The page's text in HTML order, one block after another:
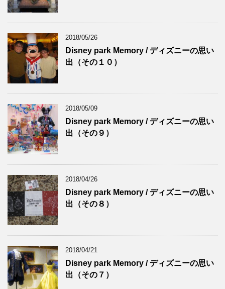
2018/05/26
Disney park Memory / ディズニーの思い
出（その１０）
2018/05/09
Disney park Memory / ディズニーの思い
出（その９）
2018/04/26
Disney park Memory / ディズニーの思い
出（その８）
2018/04/21
Disney park Memory / ディズニーの思い
出（その７）